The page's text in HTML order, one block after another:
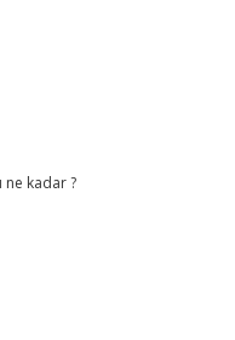
ne kadar ?